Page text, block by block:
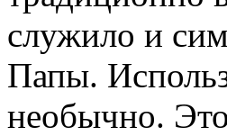
служило и
Папы.
необычно.